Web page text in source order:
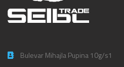
Bulevar Mihajla Pupina 10g/s1